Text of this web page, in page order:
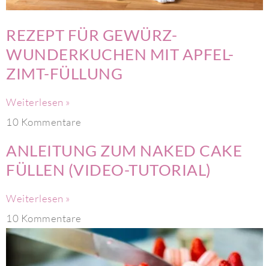
REZEPT FÜR GEWÜRZ-
WUNDERKUCHEN MIT APFEL-
ZIMT-FÜLLUNG
Weiterlesen »
10 Kommentare
ANLEITUNG ZUM NAKED CAKE
FÜLLEN (VIDEO-TUTORIAL)
Weiterlesen »
10 Kommentare